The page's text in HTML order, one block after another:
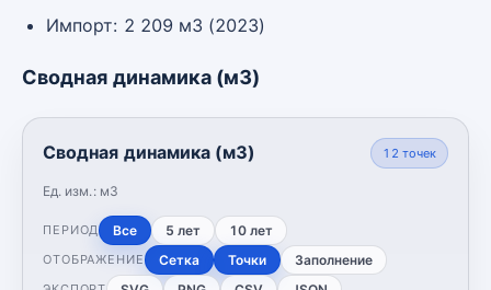
Импорт: 2 209 м3 (2023)
Сводная динамика (м3)
Сводная динамика (м3)
Ед. изм.: м3
12 точек
ПЕРИОД Все 5 лет 10 лет
ОТОБРАЖЕНИЕ Сетка Точки Заполнение